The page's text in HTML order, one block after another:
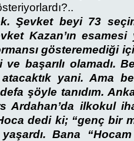
Şevket beyi 73
Kazan’ın esamesi
gösteremediği
başarılı olamadı.
yani. Ama
şöyle tanıdım.
Ardahan’da ilkokul
dedi ki; “genç bir
Bana